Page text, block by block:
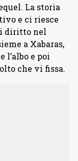
La storia
e ci riesce
diritto nel
a Xabaras,
l’albo e poi
che vi fissa.